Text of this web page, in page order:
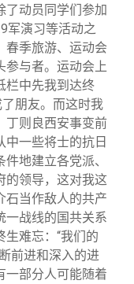
了动员同学们参加
军演习等活动之
春季旅游、运动会
参与者。运动会上
栏中先我到达终
朋友。而这时我
丁则良西安事变前
一些将士的抗日
地建立各党派、
的领导，这对我这
石当作敌人的共产
一战线的国共关系
难忘：“我们的
前进和深入的进
一部分人可能随着